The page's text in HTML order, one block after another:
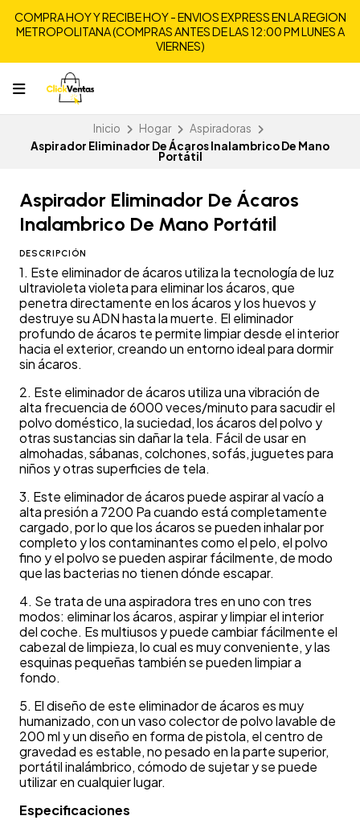
COMPRA HOY Y RECIBE HOY - ENVIOS EXPRESS EN LA REGION
METROPOLITANA (COMPRAS ANTES DE LAS 12:00 PM LUNES A
VIERNES)
Inicio Hogar
Aspiradoras
Aspirador Eliminador De Ácaros Inalambrico De Mano
Portátil
Aspirador Eliminador De Ácaros
Inalambrico De Mano Portátil
DESCRIPCIÓN
1. Este eliminador de ácaros utiliza la tecnología de luz
ultravioleta violeta para eliminar los ácaros, que
penetra directamente en los ácaros y los huevos y
destruye su ADN hasta la muerte. El eliminador
profundo de ácaros te permite limpiar desde el interior
hacia el exterior, creando un entorno ideal para dormir
sin ácaros.
2. Este eliminador de ácaros utiliza una vibración de
alta frecuencia de 6000 veces/minuto para sacudir el
polvo doméstico, la suciedad, los ácaros del polvo y
otras sustancias sin dañar la tela. Fácil de usar en
almohadas, sábanas, colchones, sofás, juguetes para
niños y otras superficies de tela.
3. Este eliminador de ácaros puede aspirar al vacío a
alta presión a 7200 Pa cuando está completamente
cargado, por lo que los ácaros se pueden inhalar por
completo y los contaminantes como el pelo, el polvo
fino y el polvo se pueden aspirar fácilmente, de modo
que las bacterias no tienen dónde escapar.
4. Se trata de una aspiradora tres en uno con tres
modos: eliminar los ácaros, aspirar y limpiar el interior
del coche. Es multiusos y puede cambiar fácilmente el
cabezal de limpieza, lo cual es muy conveniente, y las
esquinas pequeñas también se pueden limpiar a
fondo.
5. El diseño de este eliminador de ácaros es muy
humanizado, con un vaso colector de polvo lavable de
200 ml y un diseño en forma de pistola, el centro de
gravedad es estable, no pesado en la parte superior,
portátil inalámbrico, cómodo de sujetar y se puede
utilizar en cualquier lugar.
Especificaciones